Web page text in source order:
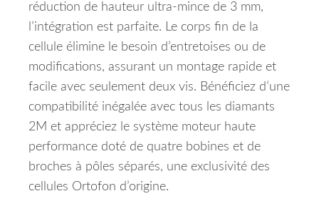
réduction de hauteur ultra-mince de 3 mm,
l’intégration est parfaite. Le corps fin de la
cellule élimine le besoin d’entretoises ou de
modifications, assurant un montage rapide et
facile avec seulement deux vis. Bénéficiez d’une
compatibilité inégalée avec tous les diamants
2M et appréciez le système moteur haute
performance doté de quatre bobines et de
broches à pôles séparés, une exclusivité des
cellules Ortofon d’origine.